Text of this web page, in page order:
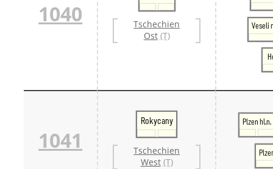
1040
Tschechien
Ost (T)
Veseli
1041
Rokycany
Tschechien
West (T)
Plzen hl.n.